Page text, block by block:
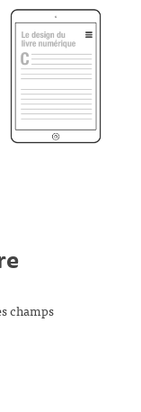
champs